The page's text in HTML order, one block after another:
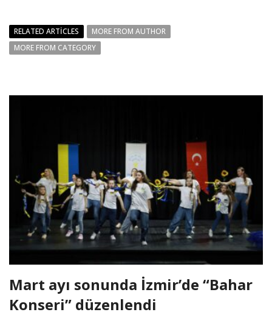
RELATED ARTICLES
MORE FROM AUTHOR
MORE FROM CATEGORY
Mart ayı sonunda İzmir’de “Bahar
Konseri” düzenlendi